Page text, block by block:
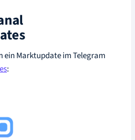
ein Marktupdate im Telegram
: